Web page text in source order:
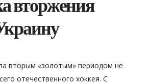
вторжения
вторым «золотым» периодом не
отечественного хоккея. С